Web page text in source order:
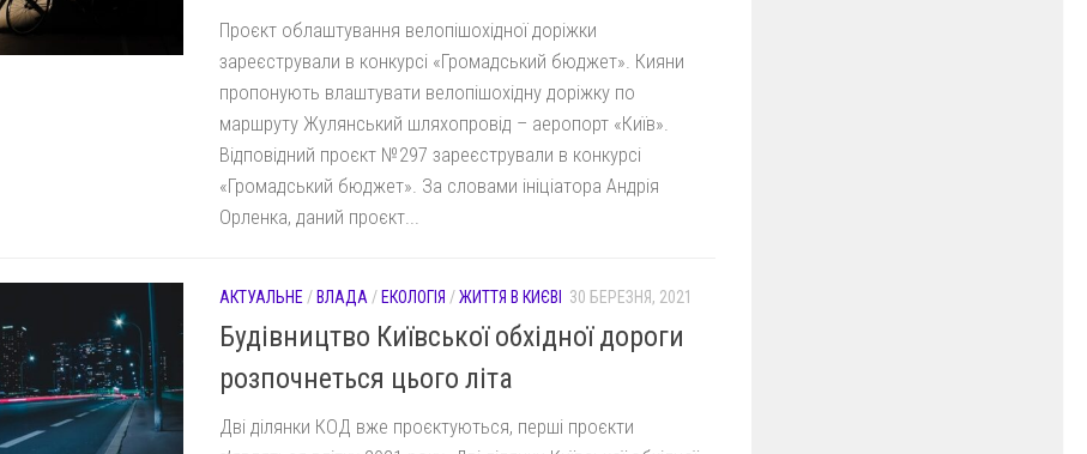
Проєкт облаштування велопішохідної доріжки
зареєстрували в конкурсі «Громадський бюджет». Кияни
пропонують влаштувати велопішохідну доріжку по
маршруту Жулянський шляхопровід – аеропорт «Київ».
Відповідний проєкт №297 зареєстрували в конкурсі
«Громадський бюджет». За словами ініціатора Андрія
Орленка, даний проєкт...
АКТУАЛЬНЕ / ВЛАДА / ЕКОЛОГІЯ /ЖИТТЯ В КИЄВІ 30 БЕРЕЗНЯ, 2021
Будівництво Київської обхідної дороги
розпочнеться цього літа
Дві ділянки КОД вже проєктуються, перші проєкти